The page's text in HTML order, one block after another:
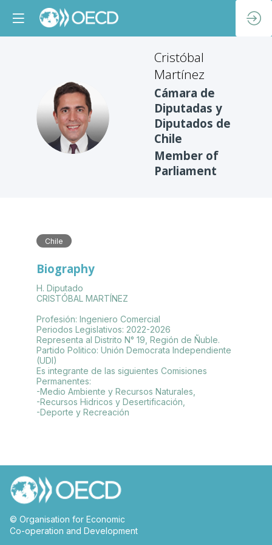
CM
Cristóbal
Martínez
Cámara de
Diputadas y
Diputados de
Chile
Member of
Parliament
Chile
Biography
H. Diputado
CRISTÓBAL MARTÍNEZ
Profesión: Ingeniero Comercial
Periodos Legislativos: 2022-2026
Representa al Distrito N° 19, Región de Ñuble.
Partido Politico: Unión Democrata Independiente
(UDI)
Es integrante de las siguientes Comisiones
Permanentes:
-Medio Ambiente y Recursos Naturales,
-Recursos Hidricos y Desertificación,
© Organisation for Economic
Co-operation and Development